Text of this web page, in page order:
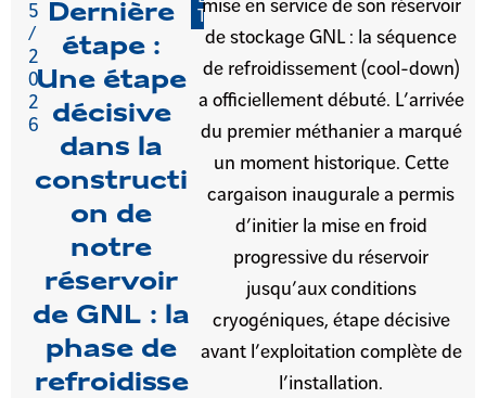
5
/
2
0
2
6
Dernière
étape :
Une étape
décisive
dans la
constructi
on de
notre
réservoir
de GNL : la
phase de
refroidisse
T
mise en service de son réservoir
de stockage GNL : la séquence
de refroidissement (cool-down)
a officiellement débuté. L’arrivée
du premier méthanier a marqué
un moment historique. Cette
cargaison inaugurale a permis
d’initier la mise en froid
progressive du réservoir
jusqu’aux conditions
cryogéniques, étape décisive
avant l’exploitation complète de
l’installation.